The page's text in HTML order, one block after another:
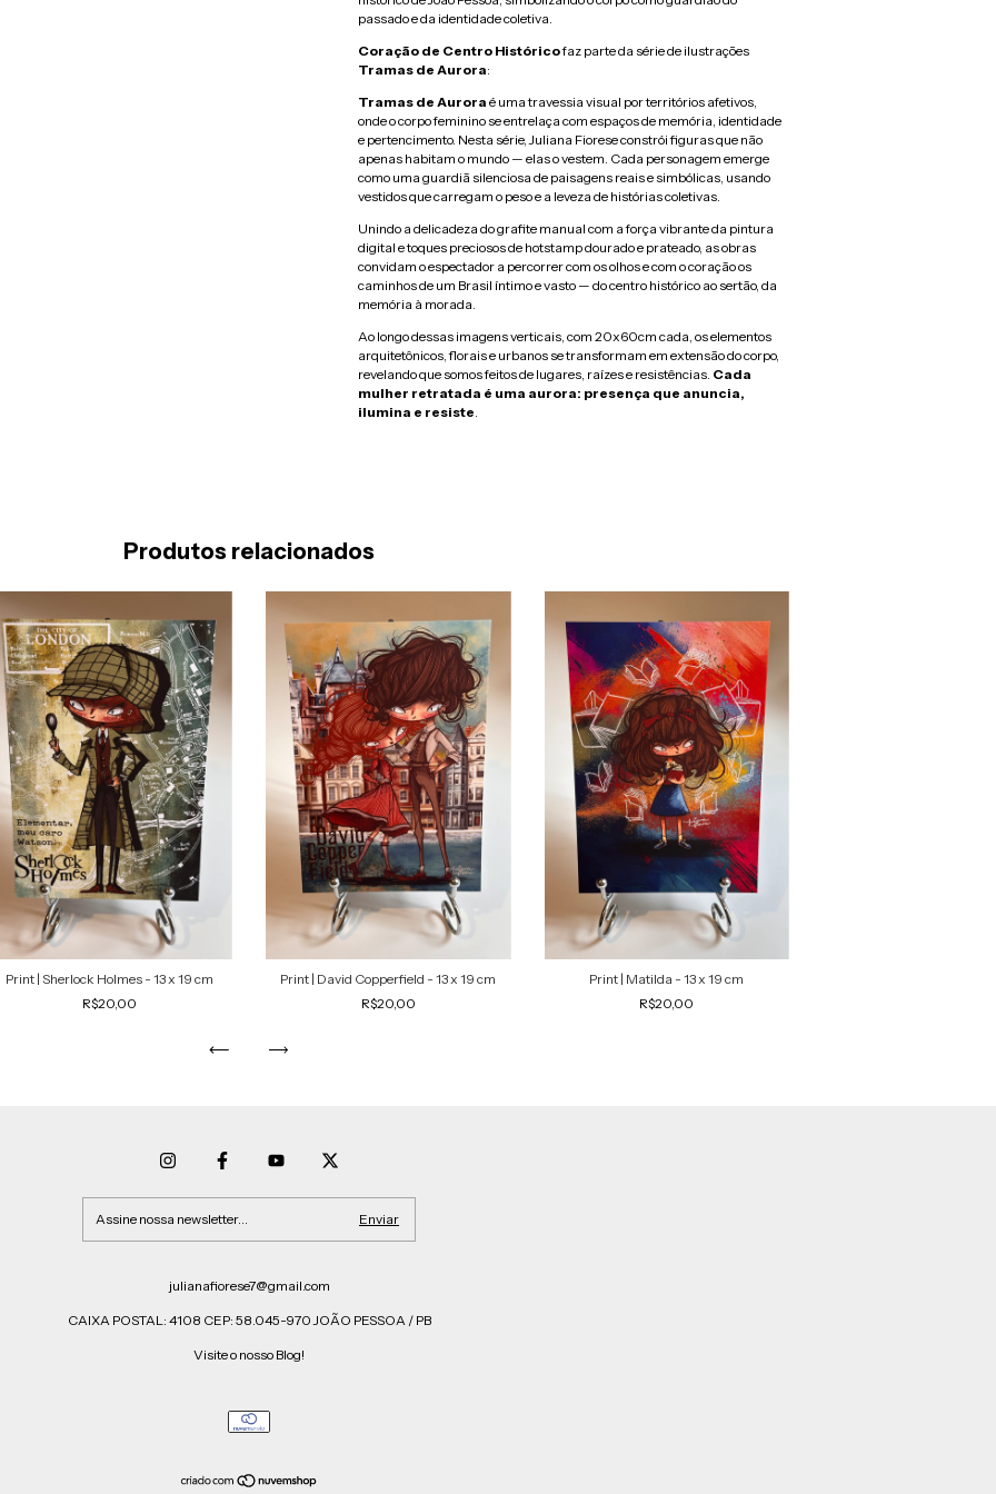
passado e da identidade coletiva.
Coração de Centro Históricofaz parte da série de ilustrações
Tramas de Aurora:
Tramas de Aurora é uma travessia visual por territórios afetivos,
onde o corpo feminino se entrelaça com espaços de memória, identidade
e pertencimento. Nesta série, Juliana Fiorese constrói figuras que não
apenas habitam o mundo — elas o vestem. Cada personagem emerge
como uma guardiã silenciosa de paisagens reais e simbólicas, usando
vestidos que carregam o peso e a leveza de histórias coletivas.
Unindo a delicadeza do grafite manual com a força vibrante da pintura
digital e toques preciosos de hotstamp dourado e prateado, as obras
convidam o espectador a percorrer com os olhos e com o coração os
caminhos de um Brasil íntimo e vasto — do centro histórico ao sertão, da
memória à morada.
Ao longo dessas imagens verticais, com 20x60cm cada, os elementos
arquitetônicos, florais e urbanos se transformam em extensão do corpo,
revelando que somos feitos de lugares, raízes e resistências. Cada
mulher retratada é uma aurora: presença que anuncia,
ilumina e resiste
Produtos relacionados
Print | Sherlock Holmes - 13 x 19 cm
R$20,00
Print | David Copperfield - 13 x 19 cm
R$20,00
Print | Matilda - 13 x 19 cm
R$20,00
julianafiorese7@gmail.com
CAIXA POSTAL: 4108 CEP: 58.045-970 JOÃO PESSOA / PB
Visite o nosso Blog!